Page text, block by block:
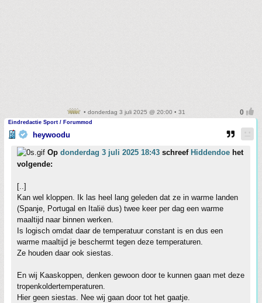
• donderdag 3 juli 2025 @ 20:00 • 31
Eindredactie Sport / Forummod
heywoodu
Op donderdag 3 juli 2025 18:43 schreef Hiddendoe het
volgende:
[..]
Kan wel kloppen. Ik las heel lang geleden dat ze in warme landen
(Spanje, Portugal en Italië dus) twee keer per dag een warme
maaltijd naar binnen werken.
Is logisch omdat daar de temperatuur constant is en dus een
warme maaltijd je beschermt tegen deze temperaturen.
Ze houden daar ook siestas.
En wij Kaaskoppen, denken gewoon door te kunnen gaan met deze
tropenkoldertemperaturen.
Hier geen siestas. Nee wij gaan door tot het gaatje.